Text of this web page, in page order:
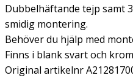
Dubbelhäftande tejp samt
smidig montering.
Behöver du hjälp med
Finns i blank svart och
Original artikelnr